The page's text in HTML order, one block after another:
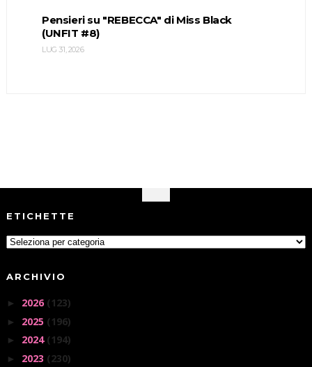
Pensieri su "REBECCA" di Miss Black
(UNFIT #8)
LUG 31, 2026
ETICHETTE
ARCHIVIO
► 2026 (123)
► 2025 (196)
► 2024 (194)
► 2023 (230)